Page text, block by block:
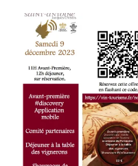
TOURISME
CLUB
WINE
VOUCHER,
CÔTES-
DE-
PROVENCE,
DOMAINE
VITICOLE,
ADHÉRENT,